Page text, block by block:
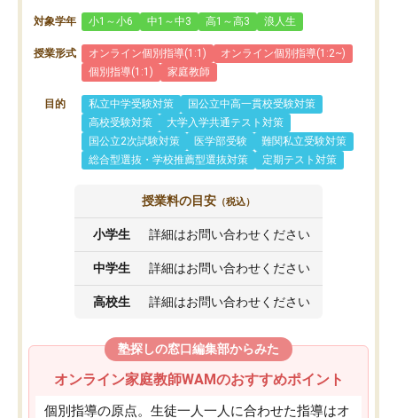
対象学年 小1～小6 中1～中3 高1～高3 浪人生
授業形式 オンライン個別指導(1:1)
オンライン個別指導(1:2~)
個別指導(1:1)
家庭教師
目的 私立中学受験対策
国公立中高一貫校受験対策
高校受験対策
大学入学共通テスト対策
国公立2次試験対策
医学部受験
難関私立受験対策
総合型選抜・学校推薦型選抜対策
定期テスト対策
授業料の目安 （税込）
小学生 詳細はお問い合わせください
中学生 詳細はお問い合わせください
高校生 詳細はお問い合わせください
塾探しの窓口編集部からみた
オンライン家庭教師WAMのおすすめポイント
個別指導の原点。生徒一人一人に合わせた指導はオ